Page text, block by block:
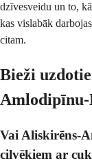
dzīvesveidu un to,
kas vislabāk
citam.
Bieži
Vai Aliskirēns-
cilvēkiem ar